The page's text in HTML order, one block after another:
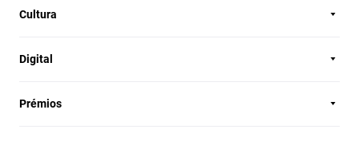
Cultura
Digital
Prémios